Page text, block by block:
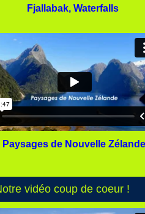
Fjallabak, Waterfalls
Paysages de Nouvelle Zélande
vidéo coup de coeur !